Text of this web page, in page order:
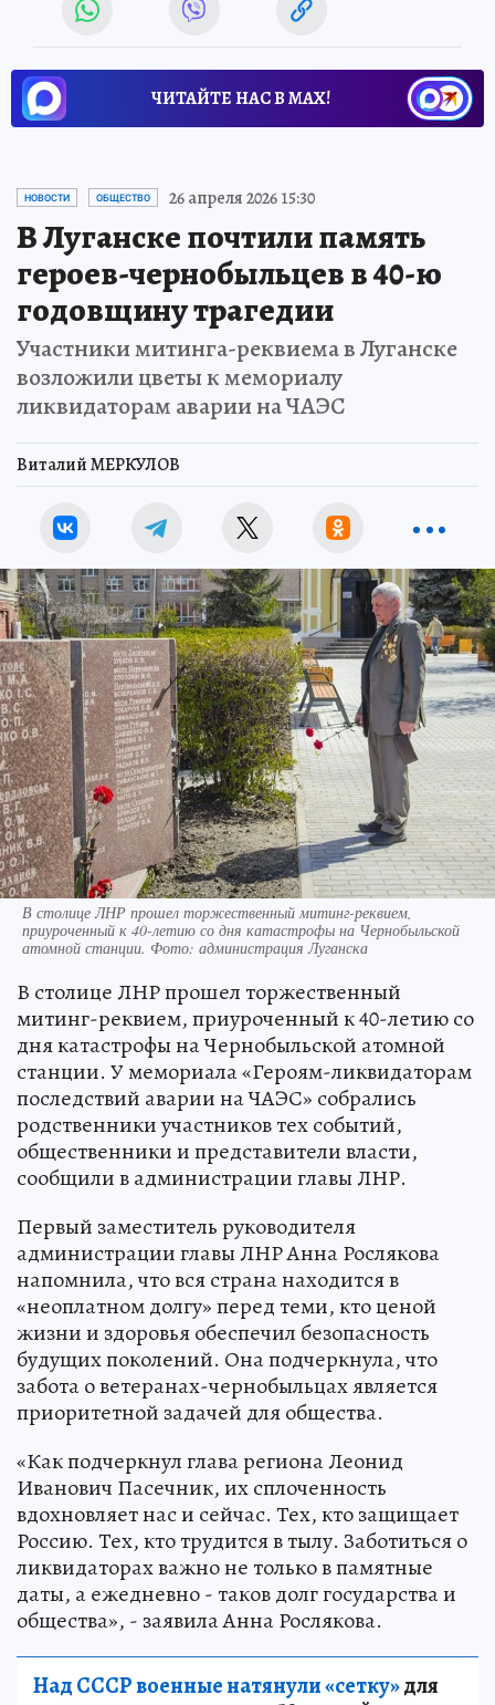
ЧИТАЙТЕ НАС В МАХ!
НОВОСТИ ОБЩЕСТВО 26 апреля 2026 15:30
В Луганске почтили память
героев-чернобыльцев в 40-ю
годовщину трагедии
Участники митинга-реквиема в Луганске
возложили цветы к мемориалу
ликвидаторам аварии на ЧАЭС
Виталий МЕРКУЛОВ
В столице ЛНР прошел торжественный митинг-реквием,
приуроченный к 40-летию со дня катастрофы на Чернобыльской
атомной станции. Фото: администрация Луганска
В столице ЛНР прошел торжественный
митинг-реквием, приуроченный к 40-летию со
дня катастрофы на Чернобыльской атомной
станции. У мемориала «Героям-ликвидаторам
последствий аварии на ЧАЭС» собрались
родственники участников тех событий,
общественники и представители власти,
сообщили в администрации главы ЛНР.
Первый заместитель руководителя
администрации главы ЛНР Анна Рослякова
напомнила, что вся страна находится в
«неоплатном долгу» перед теми, кто ценой
жизни и здоровья обеспечил безопасность
будущих поколений. Она подчеркнула, что
забота о ветеранах-чернобыльцах является
приоритетной задачей для общества.
«Как подчеркнул глава региона Леонид
Иванович Пасечник, их сплоченность
вдохновляет нас и сейчас. Тех, кто защищает
Россию. Тех, кто трудится в тылу. Заботиться о
ликвидаторах важно не только в памятные
даты, а ежедневно - таков долг государства и
общества», - заявила Анна Рослякова.
Над СССР военные натянули «сетку»для